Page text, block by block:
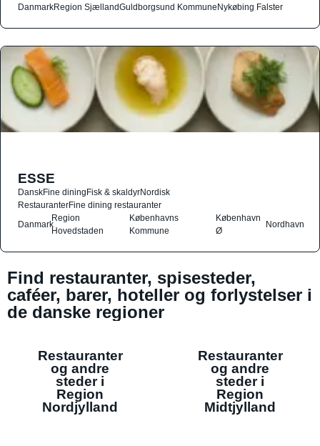
DanmarkRegion SjællandGuldborgsund KommuneNykøbing Falster
ESSE
DanskFine diningFisk & skaldyrNordisk
RestauranterFine dining restauranter
Danmark
Region
Hovedstaden
Københavns
Kommune
København
Ø
Nordhavn
Find restauranter, spisesteder,
caféer, barer, hoteller og forlystelser i
de danske regioner
Restauranter
og andre
steder i
Region
Nordjylland
Restauranter
og andre
steder i
Region
Midtjylland